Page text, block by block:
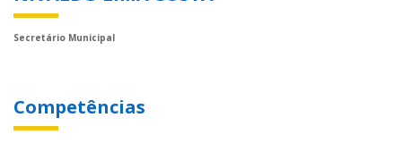
Secretário Municipal
Competências